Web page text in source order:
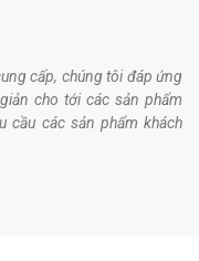
cấp, chúng tôi đáp ứng
cho tới các sản phẩm
cầu các sản phẩm khách